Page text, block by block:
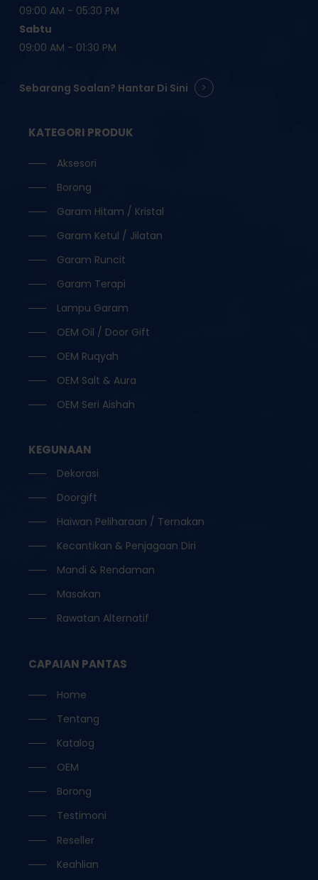
09:00 AM - 05:30 PM
Sabtu
09:00 AM - 01:30 PM
Sebarang Soalan? Hantar Di Sini
KATEGORI PRODUK
Aksesori
Borong
Garam Hitam / Kristal
Garam Ketul / Jilatan
Garam Runcit
Garam Terapi
Lampu Garam
OEM Oil / Door Gift
OEM Ruqyah
OEM Salt & Aura
OEM Seri Aishah
KEGUNAAN
Dekorasi
Doorgift
Haiwan Peliharaan / Ternakan
Kecantikan & Penjagaan Diri
Mandi & Rendaman
Masakan
Rawatan Alternatif
CAPAIAN PANTAS
Home
Tentang
Katalog
OEM
Borong
Testimoni
Reseller
Keahlian